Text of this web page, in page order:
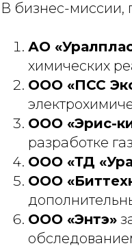
В бизнес-миссии,
АО
химических
ООО «ПСС
ООО «Эрис-
разработке
ООО «ТД
ООО
ООО «Энтэ»